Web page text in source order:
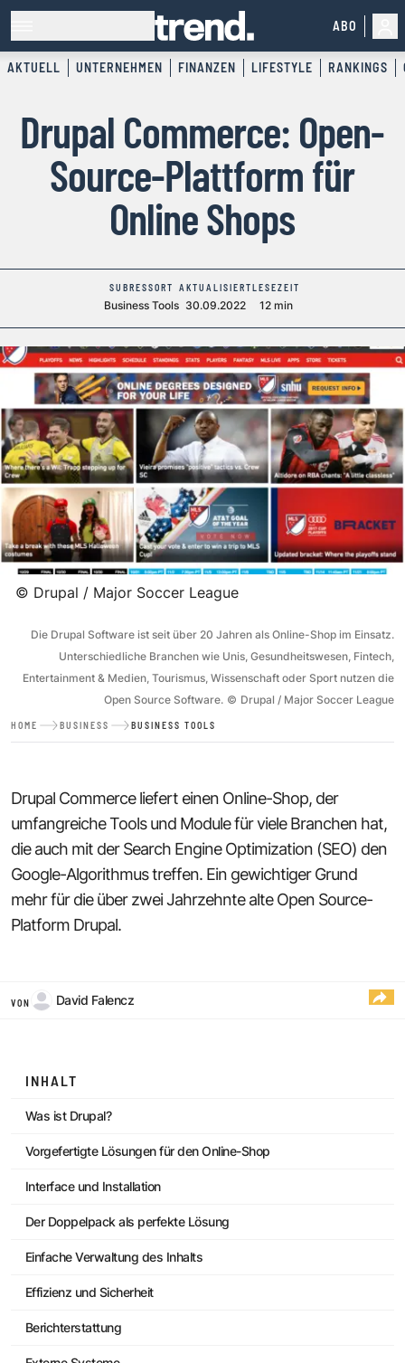
ABO
AKTUELL UNTERNEHMEN FINANZEN LIFESTYLE RANKINGS
Drupal Commerce: Open-
Source-Plattform für
Online Shops
SUBRESSORT
Business Tools
AKTUALISIERT
30.09.2022
LESEZEIT
12 min
© Drupal / Major Soccer League
Die Drupal Software ist seit über 20 Jahren als Online-Shop im Einsatz.
Unterschiedliche Branchen wie Unis, Gesundheitswesen, Fintech,
Entertainment & Medien, Tourismus, Wissenschaft oder Sport nutzen die
Open Source Software. © Drupal / Major Soccer League
HOME BUSINESS BUSINESS TOOLS
Drupal Commerce liefert einen Online-Shop, der
umfangreiche Tools und Module für viele Branchen hat,
die auch mit der Search Engine Optimization (SEO) den
Google-Algorithmus treffen. Ein gewichtiger Grund
mehr für die über zwei Jahrzehnte alte Open Source-
Platform Drupal.
VON David Falencz
INHALT
Was ist Drupal?
Vorgefertigte Lösungen für den Online-Shop
Interface und Installation
Der Doppelpack als perfekte Lösung
Einfache Verwaltung des Inhalts
Effizienz und Sicherheit
Berichterstattung